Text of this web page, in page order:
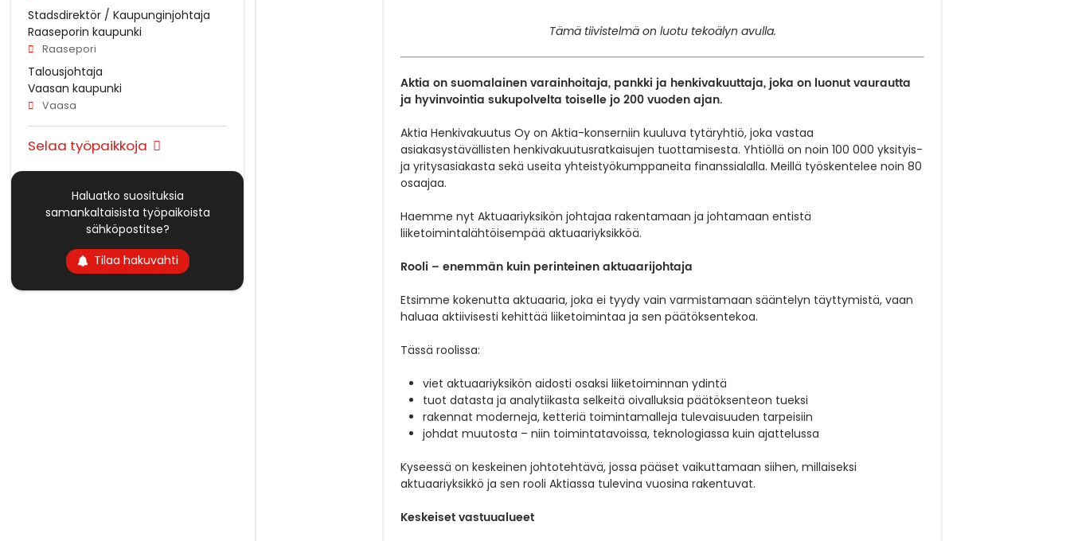
Tämä tiivistelmä on luotu tekoälyn avulla.
Aktia on suomalainen varainhoitaja, pankki ja henkivakuuttaja, joka on luonut vaurautta
ja hyvinvointia sukupolvelta toiselle jo 200 vuoden ajan.
Aktia Henkivakuutus Oy on Aktia-konserniin kuuluva tytäryhtiö, joka vastaa
asiakasystävällisten henkivakuutusratkaisujen tuottamisesta. Yhtiöllä on noin 100 000 yksityis-
ja yritysasiakasta sekä useita yhteistyökumppaneita finanssialalla. Meillä työskentelee noin 80
osaajaa.
Haemme nyt Aktuaariyksikön johtajaa rakentamaan ja johtamaan entistä
liiketoimintalähtöisempää aktuaariyksikköä.
Rooli – enemmän kuin perinteinen aktuaarijohtaja
Etsimme kokenutta aktuaaria, joka ei tyydy vain varmistamaan sääntelyn täyttymistä, vaan
haluaa aktiivisesti kehittää liiketoimintaa ja sen päätöksentekoa.
Tässä roolissa:
viet aktuaariyksikön aidosti osaksi liiketoiminnan ydintä
tuot datasta ja analytiikasta selkeitä oivalluksia päätöksenteon tueksi
rakennat moderneja, ketteriä toimintamalleja tulevaisuuden tarpeisiin
johdat muutosta – niin toimintatavoissa, teknologiassa kuin ajattelussa
Kyseessä on keskeinen johtotehtävä, jossa pääset vaikuttamaan siihen, millaiseksi
aktuaariyksikkö ja sen rooli Aktiassa tulevina vuosina rakentuvat.
Keskeiset vastuualueet
Stadsdirektör / Kaupunginjohtaja
Raaseporin kaupunki
Raasepori
Talousjohtaja
Vaasan kaupunki
Vaasa
Selaa työpaikkoja
Haluatko suosituksia
samankaltaisista työpaikoista
sähköpostitse?
Tilaa hakuvahti